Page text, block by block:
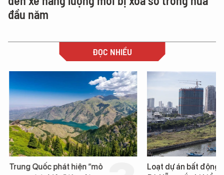
đầu năm
ĐỌC NHIỀU
Trung Quốc phát hiện “mỏ
Loạt dự án bất động